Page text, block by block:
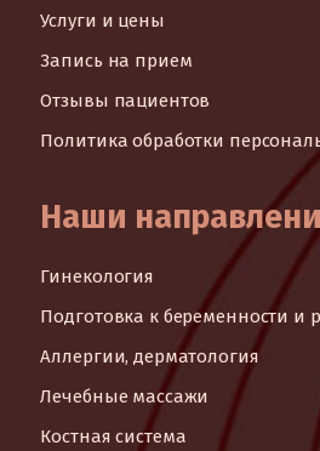
Услуги и цены
Запись на прием
Отзывы пациентов
Политика обработки
Наши
Гинекология
Подготовка к беременности и
Аллергии, дерматология
Лечебные массажи
Костная система